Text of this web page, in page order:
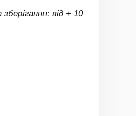
від + 10